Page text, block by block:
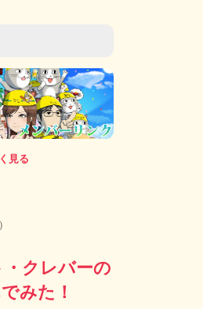
見る
クレバーの
みた！